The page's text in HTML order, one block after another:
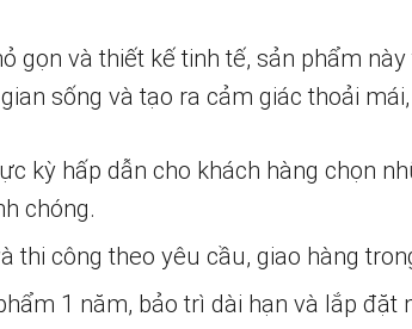
gọn và thiết kế tinh tế, sản phẩm
sống và tạo ra cảm giác thoải
kỳ hấp dẫn cho khách hàng chọn
chóng.
thi công theo yêu cầu, giao hàng
1 năm, bảo trì dài hạn và lắp đặt